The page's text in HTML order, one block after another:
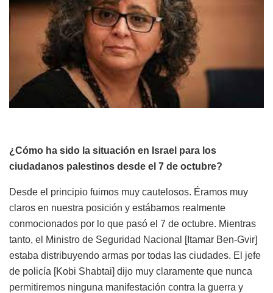
¿Cómo ha sido la situación en Israel para los
ciudadanos palestinos desde el 7 de octubre?
Desde el principio fuimos muy cautelosos. Éramos muy
claros en nuestra posición y estábamos realmente
conmocionados por lo que pasó el 7 de octubre. Mientras
tanto, el Ministro de Seguridad Nacional [Itamar Ben-Gvir]
estaba distribuyendo armas por todas las ciudades. El jefe
de policía [Kobi Shabtai] dijo muy claramente que nunca
permitiremos ninguna manifestación contra la guerra y